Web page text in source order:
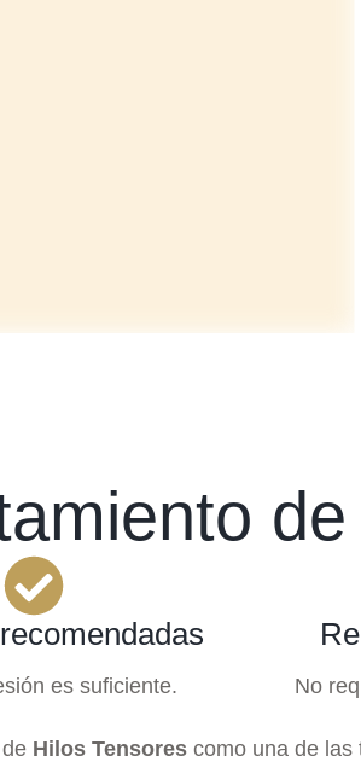
es suficiente. No
Hilos Tensores como una de las